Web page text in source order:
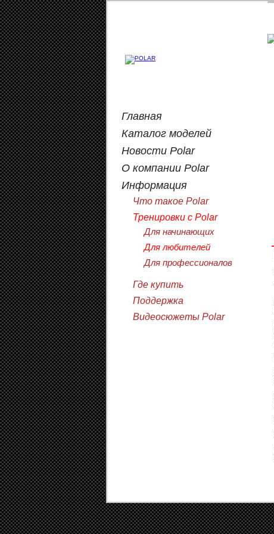
Главная
Каталог моделей
Новости Polar
О компании Polar
Информация
Что такое Polar
Тренировки с Polar
Для начинающих
Для любителей
Для профессионалов
Где купить
Поддержка
Видеосюжеты Polar